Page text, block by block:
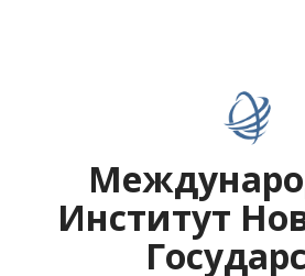
Институт